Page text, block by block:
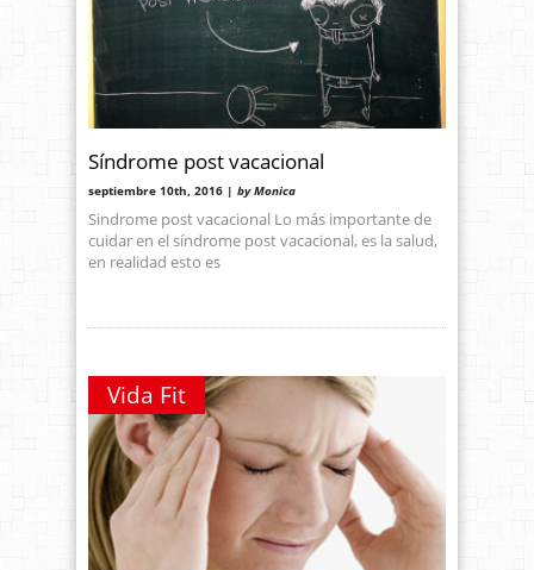
Síndrome post vacacional
septiembre 10th, 2016 | by Monica
Sindrome post vacacional Lo más importante de
cuidar en el síndrome post vacacional, es la salud,
en realidad esto es
Vida Fit